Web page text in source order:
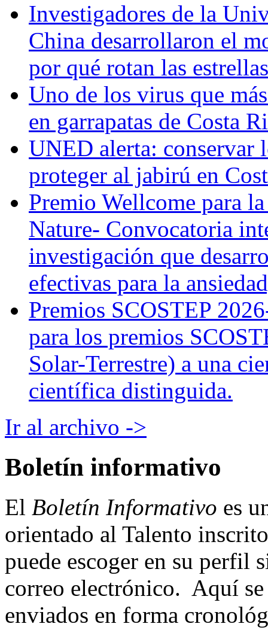
Investigadores de la
China desarrollaron el
por qué rotan las
Uno de los virus que
en garrapatas de Costa
UNED alerta: conservar
proteger al jabirú en
Premio Wellcome para
Nature- Convocatoria
investigación que
efectivas para la
Premios SCOSTEP
para los premios
Solar-Terrestre) a una
científica distinguida.
Ir al archivo ->
Boletín informativo
El Boletín Informativo es
orientado al Talento
puede escoger en su perfil
correo electrónico. Aquí
enviados en forma